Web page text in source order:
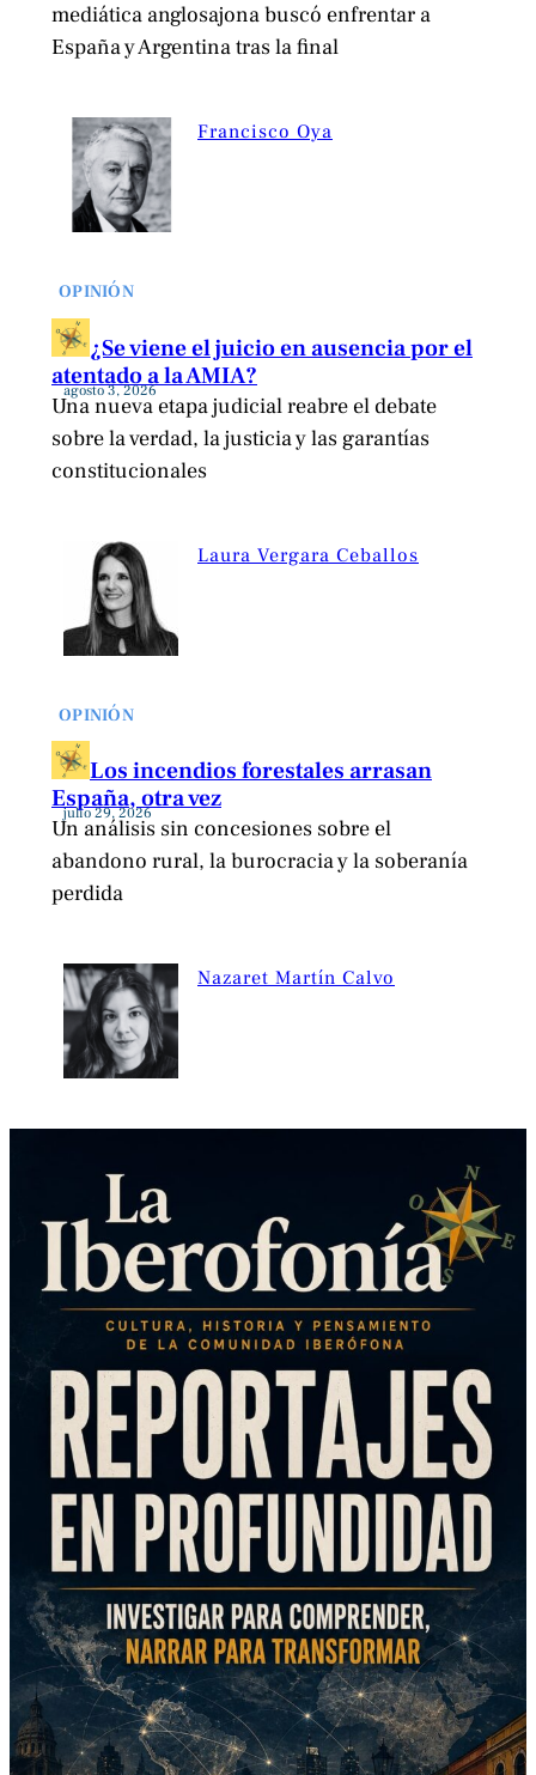
mediática anglosajona buscó enfrentar a
España y Argentina tras la final
Francisco Oya
OPINIÓN
¿Se viene el juicio en ausencia por el
atentado a la AMIA?
agosto 3, 2026
Una nueva etapa judicial reabre el debate
sobre la verdad, la justicia y las garantías
constitucionales
Laura Vergara Ceballos
OPINIÓN
Los incendios forestales arrasan
España, otra vez
julio 29, 2026
Un análisis sin concesiones sobre el
abandono rural, la burocracia y la soberanía
perdida
Nazaret Martín Calvo